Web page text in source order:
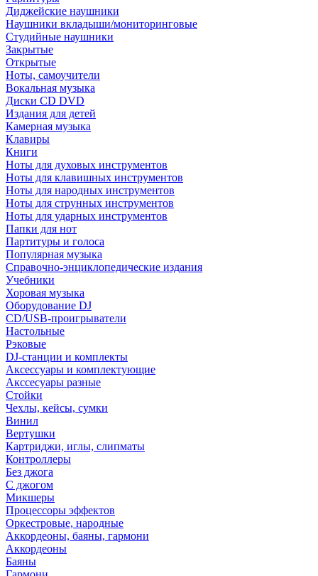
Диджейские наушники
Наушники вкладыши/мониторинговые
Студийные наушники
Закрытые
Открытые
Ноты, самоучители
Вокальная музыка
Диски CD DVD
Издания для детей
Камерная музыка
Клавиры
Книги
Ноты для духовых инструментов
Ноты для клавишных инструментов
Ноты для народных инструментов
Ноты для струнных инструментов
Ноты для ударных инструментов
Папки для нот
Партитуры и голоса
Популярная музыка
Справочно-энциклопедические издания
Учебники
Хоровая музыка
Оборудование DJ
CD/USB-проигрыватели
Настольные
Рэковые
DJ-станции и комплекты
Аксессуары и комплектующие
Акссесуары разные
Стойки
Чехлы, кейсы, сумки
Винил
Вертушки
Картриджи, иглы, слипматы
Контроллеры
Без джога
С джогом
Микшеры
Процессоры эффектов
Оркестровые, народные
Аккордеоны, баяны, гармони
Аккордеоны
Баяны